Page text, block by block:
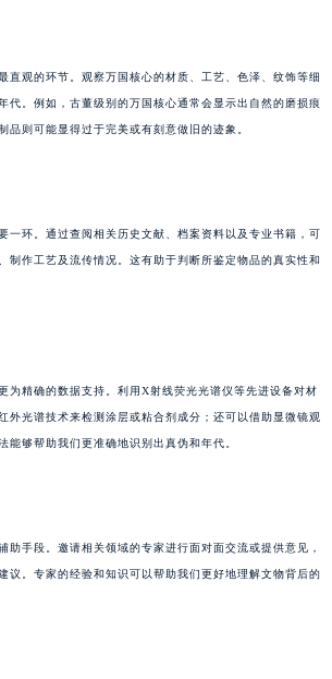
直观的环节。观察万国核心的材质、工艺、色泽、纹饰等细
代。例如，古董级别的万国核心通常会显示出自然的磨损痕
品则可能显得过于完美或有刻意做旧的迹象。
一环。通过查阅相关历史文献、档案资料以及专业书籍，可
制作工艺及流传情况。这有助于判断所鉴定物品的真实性和
为精确的数据支持。利用X射线荧光光谱仪等先进设备对材
外光谱技术来检测涂层或粘合剂成分；还可以借助显微镜观
能够帮助我们更准确地识别出真伪和年代。
助手段。邀请相关领域的专家进行面对面交流或提供意见，
议。专家的经验和知识可以帮助我们更好地理解文物背后的